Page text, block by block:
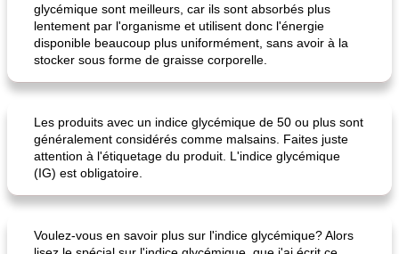
glycémique sont meilleurs, car ils sont absorbés plus
lentement par l'organisme et utilisent donc l'énergie
disponible beaucoup plus uniformément, sans avoir à la
stocker sous forme de graisse corporelle.
Les produits avec un indice glycémique de 50 ou plus sont
généralement considérés comme malsains. Faites juste
attention à l'étiquetage du produit. L'indice glycémique
(IG) est obligatoire.
Voulez-vous en savoir plus sur l'indice glycémique? Alors